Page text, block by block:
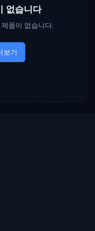
없습니다
품이 없습니다.
보기